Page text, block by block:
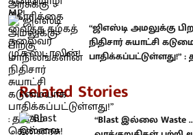
“ஜிஎஸ்டி அமலுக்கு
நிதிசார் சுயாட்சி
Related Stories
“Blast இல்லை Waste